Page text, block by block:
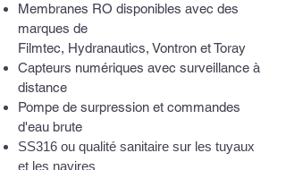
Membranes RO disponibles avec des
marques de
Filmtec, Hydranautics, Vontron et Toray
Capteurs numériques avec surveillance à
distance
Pompe de surpression et commandes
d'eau brute
SS316 ou qualité sanitaire sur les tuyaux
et les navires